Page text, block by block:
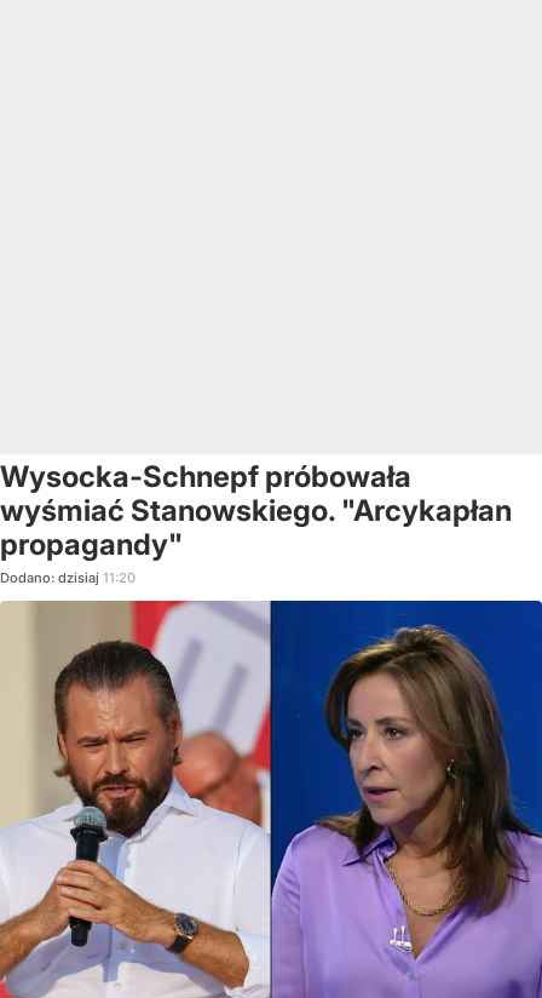
Wysocka-Schnepf próbowała
wyśmiać Stanowskiego. "Arcykapłan
propagandy"
Dodano: dzisiaj 11:20